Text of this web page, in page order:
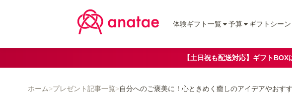
体験ギフト一覧 予算 ギフトシーン
【土日祝も配送対応】ギフト
ホーム>プレゼント記事一覧>自分へのご褒美に！心ときめく癒しのアイデアやおす